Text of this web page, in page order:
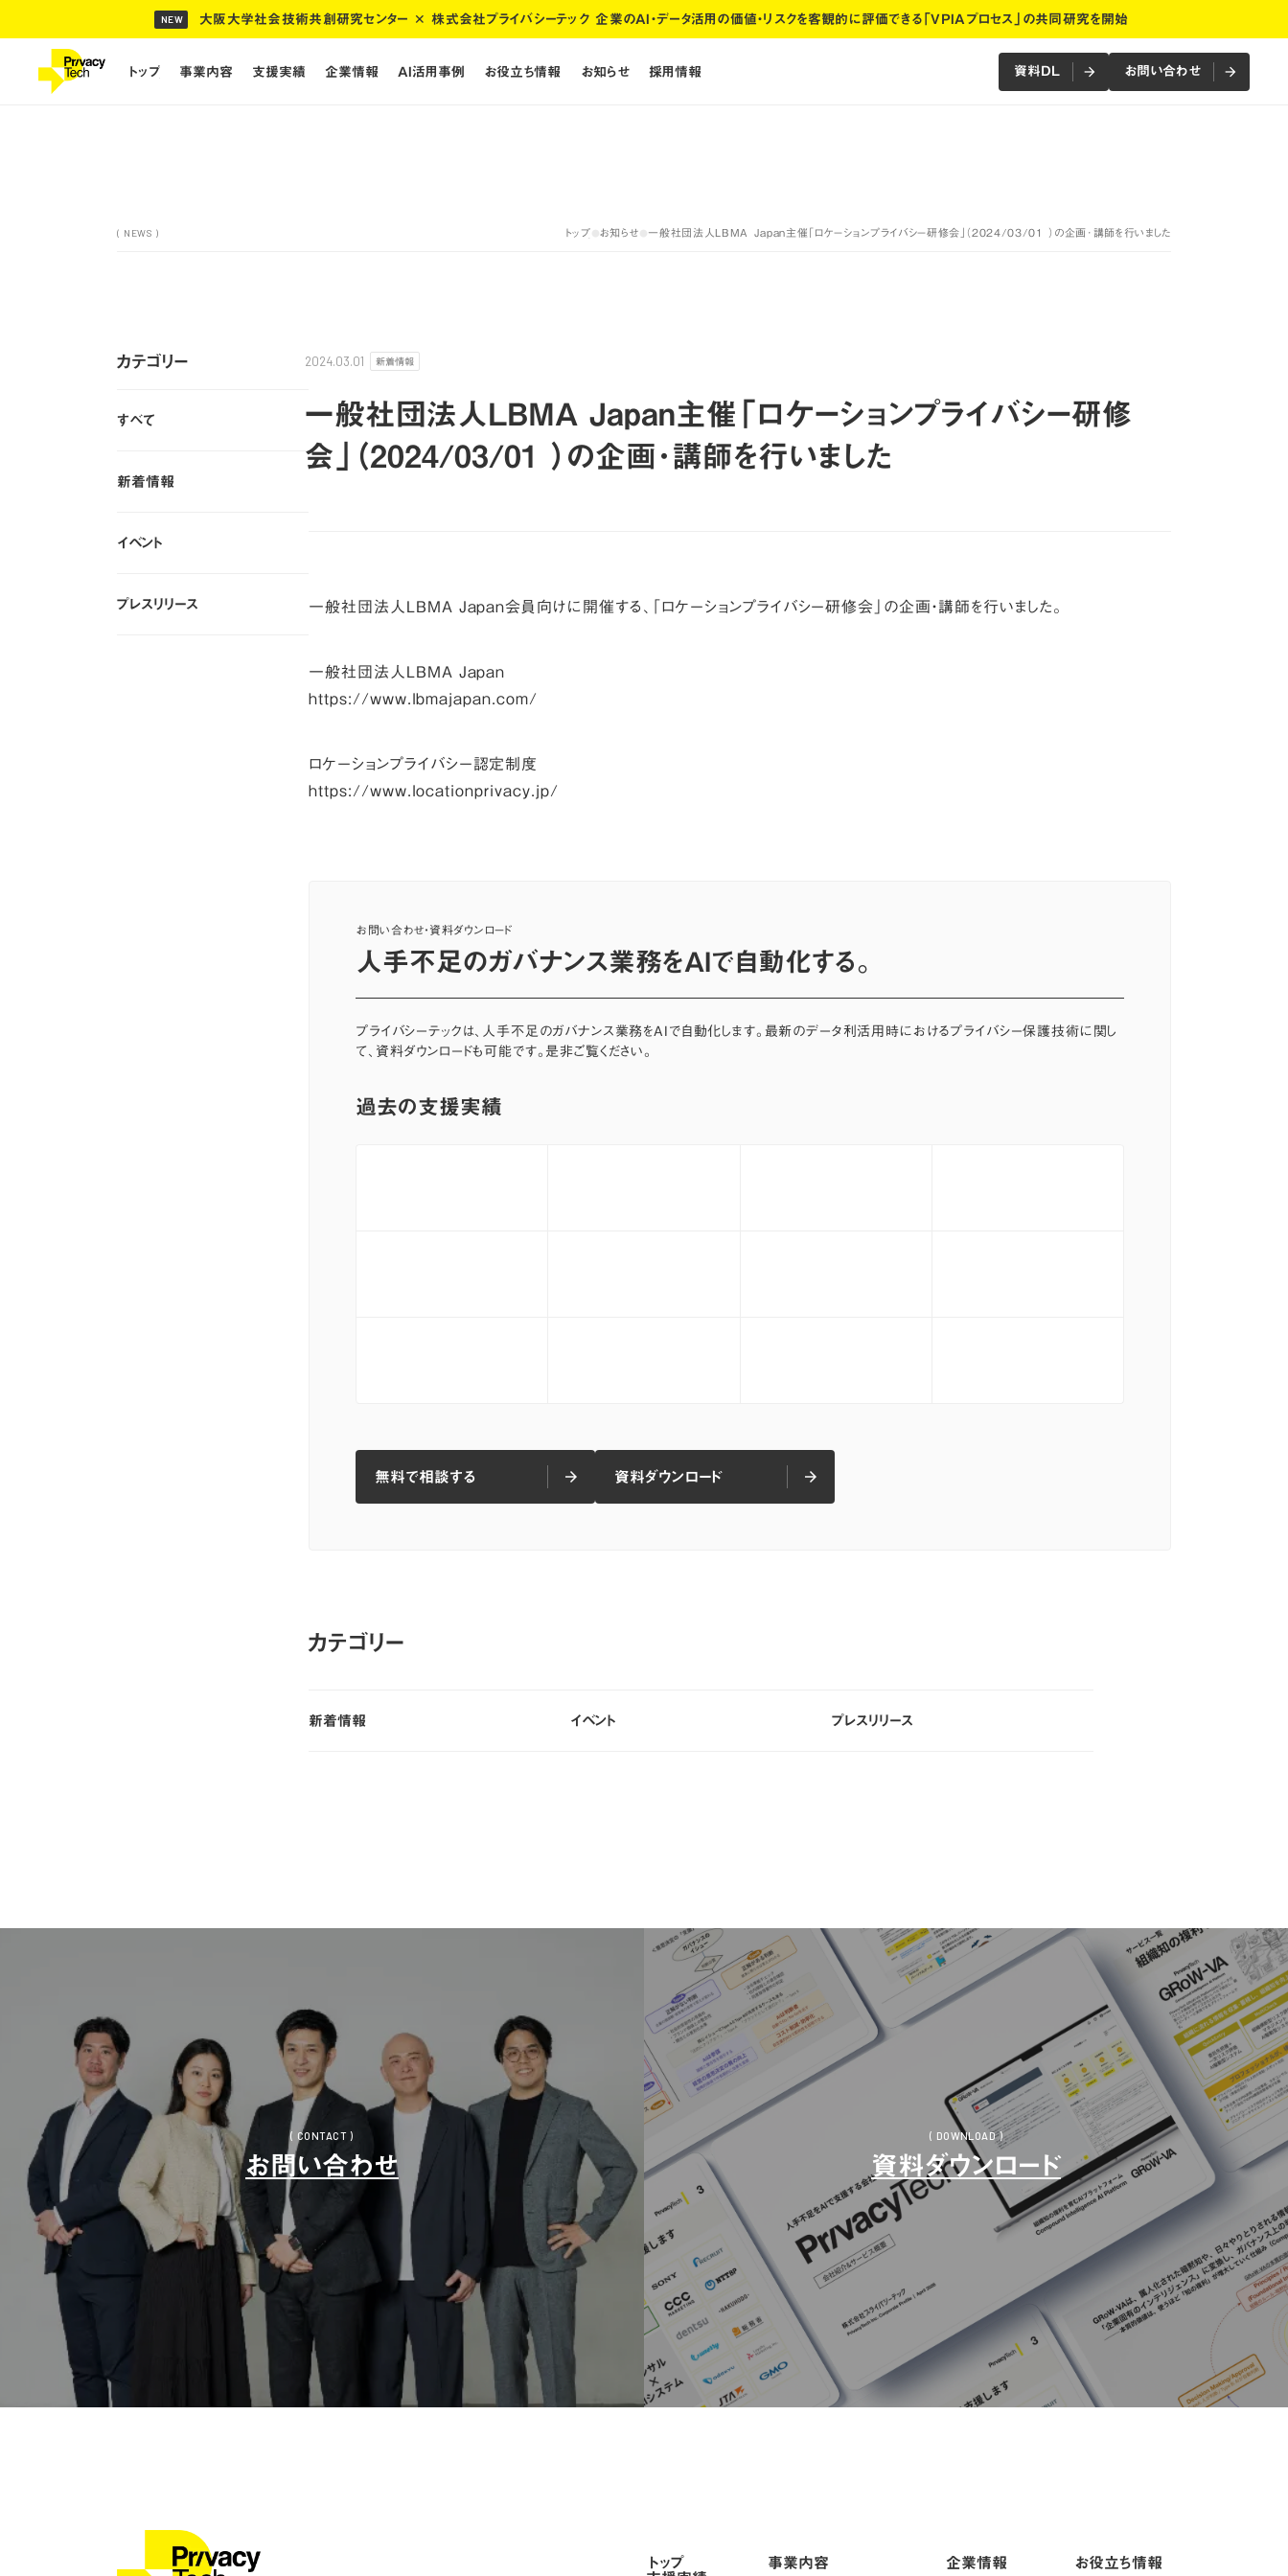
NEW
大阪大学社会技術共創研究センター ✕ 株式会社プライバシーテック 企業のAI・データ活用の価値・リスクを客観的に評価できる「VPIAプロセス」の共同研究を開始
トップ
トップ 事業内容
事業内容 支援実績
支援実績 企業情報
企業情報 AI活用事例
AI活用事例 お役立ち情報
お役立ち情報 お知らせ
お知らせ 採用情報
採用情報
資料DL
資料DL arrow_forward お問い合わせ
お問い合わせ arrow_forward
( NEWS ) トップ
トップ お知らせ
お知らせ 一般社団法人LBMA Japan主催「ロケーションプライバシー研修会」（2024/03/01 ）の企画･講師を行いました
カテゴリー
すべて
すべて
新着情報
新着情報
イベント
イベント
プレスリリース
プレスリリース
2024.03.01 新着情報
一般社団法人LBMA Japan主催「ロケーションプライバシー研修
会」（2024/03/01 ）の企画･講師を行いました
一般社団法人LBMA Japan会員向けに開催する、「ロケーションプライバシー研修会」の企画・講師を行いました。
一般社団法人LBMA Japan
https://www.lbmajapan.com/
ロケーションプライバシー認定制度
https://www.locationprivacy.jp/
お問い合わせ・資料ダウンロード
人手不足のガバナンス業務をAIで自動化する。
プライバシーテックは、人手不足のガバナンス業務をAIで自動化します。最新のデータ利活用時におけるプライバシー保護技術に関し
て、資料ダウンロードも可能です。是非ご覧ください。
過去の支援実績
無料で相談する
無料で相談する arrow_forward 資料ダウンロード
資料ダウンロード arrow_forward
カテゴリー
新着情報
新着情報 イベント
イベント プレスリリース
プレスリリース
( CONTACT )
お問い合わせ
( DOWNLOAD )
資料ダウンロード
トップ 事業内容 企業情報 お役立ち情報